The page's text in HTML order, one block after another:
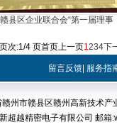
县区企业联合会“第一届理事
次:1/4 页首页上一页1234下
留言反馈 服务指
赣州市赣县区赣州高新技术
超越精密电子有限公司 邮